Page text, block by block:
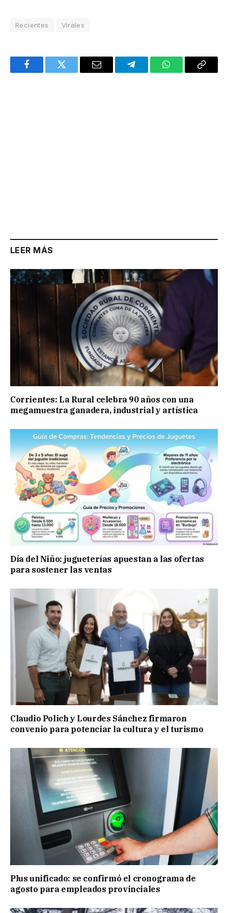
Recientes Virales
FacebookTwitter Email TelegramWhatsAppCopy
LEER MÁS
Corrientes: La Rural celebra 90 años con una
megamuestra ganadera, industrial y artística
Día del Niño: jugueterías apuestan a las ofertas
para sostener las ventas
Claudio Polich y Lourdes Sánchez firmaron
convenio para potenciar la cultura y el turismo
Plus unificado: se confirmó el cronograma de
agosto para empleados provinciales